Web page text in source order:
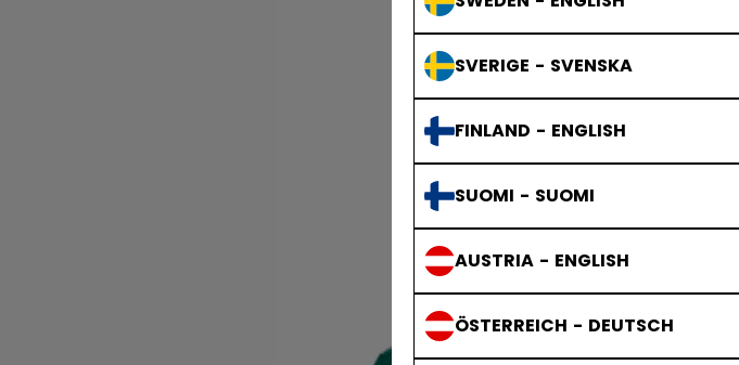
SVERIGE - SVENSKA
FINLAND - ENGLISH
SUOMI - SUOMI
AUSTRIA - ENGLISH
ÖSTERREICH - DEUTSCH